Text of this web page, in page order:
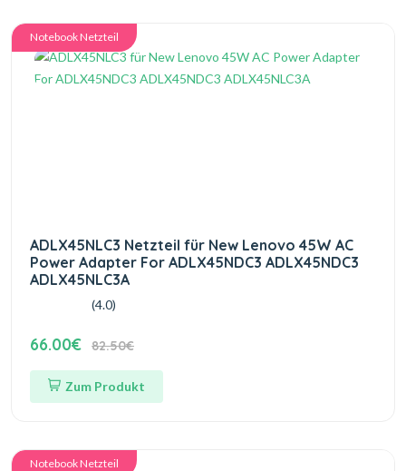
Notebook Netzteil
ADLX45NLC3 Netzteil für New Lenovo 45W AC
Power Adapter For ADLX45NDC3 ADLX45NDC3
ADLX45NLC3A
(4.0)
66.00€ 82.50€
Zum Produkt
Notebook Netzteil